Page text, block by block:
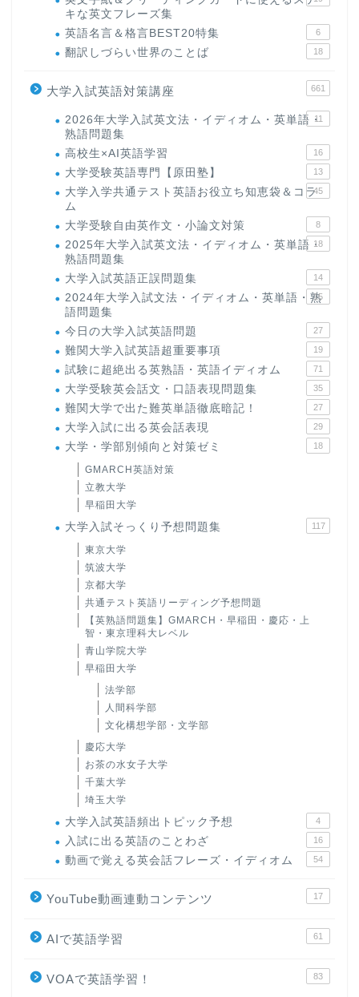
キな英文フレーズ集
英語名言＆格言BEST20特集 6
翻訳しづらい世界のことば 18
大学入試英語対策講座 661
2026年大学入試英文法・イディオム・英単語・
熟語問題集
11
高校生×AI英語学習 16
大学受験英語専門【原田塾】 13
大学入学共通テスト英語お役立ち知恵袋＆コラ
ム
45
大学受験自由英作文・小論文対策 8
2025年大学入試英文法・イディオム・英単語・
熟語問題集
18
大学入試英語正誤問題集 14
2024年大学入試文法・イディオム・英単語・熟
語問題集
15
今日の大学入試英語問題 27
難関大学入試英語超重要事項 19
試験に超絶出る英熟語・英語イディオム 71
大学受験英会話文・口語表現問題集 35
難関大学で出た難英単語徹底暗記！ 27
大学入試に出る英会話表現 29
大学・学部別傾向と対策ゼミ 18
GMARCH英語対策
立教大学
早稲田大学
大学入試そっくり予想問題集 117
東京大学
筑波大学
京都大学
共通テスト英語リーディング予想問題
【英熟語問題集】GMARCH・早稲田・慶応・上
智・東京理科大レベル
青山学院大学
早稲田大学
法学部
人間科学部
文化構想学部・文学部
慶応大学
お茶の水女子大学
千葉大学
埼玉大学
大学入試英語頻出トピック予想 4
入試に出る英語のことわざ 16
動画で覚える英会話フレーズ・イディオム 54
YouTube動画連動コンテンツ 17
AIで英語学習 61
VOAで英語学習！ 83